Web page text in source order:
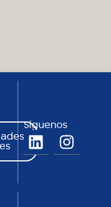
Síguenos